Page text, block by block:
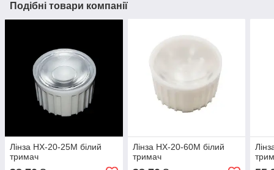
Подібні товари компанії
Лінза HX-20-25M білий
тримач
Лінза HX-20-60M білий
тримач